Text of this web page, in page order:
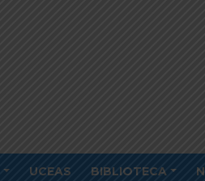
UCEAS BIBLIOTECA